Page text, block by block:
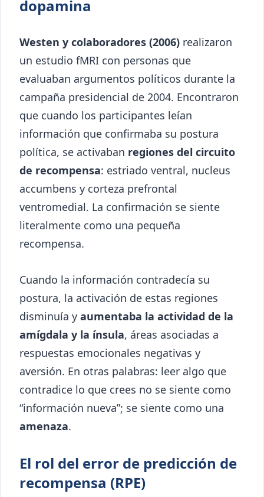
dopamina
Westen y colaboradores (2006) realizaron
un estudio fMRI con personas que
evaluaban argumentos políticos durante la
campaña presidencial de 2004. Encontraron
que cuando los participantes leían
información que confirmaba su postura
política, se activaban regiones del circuito
de recompensa: estriado ventral, nucleus
accumbens y corteza prefrontal
ventromedial. La confirmación se siente
literalmente como una pequeña
recompensa.
Cuando la información contradecía su
postura, la activación de estas regiones
disminuía y aumentaba la actividad de la
amígdala y la ínsula, áreas asociadas a
respuestas emocionales negativas y
aversión. En otras palabras: leer algo que
contradice lo que crees no se siente como
“información nueva”; se siente como una
amenaza.
El rol del error de predicción de
recompensa (RPE)